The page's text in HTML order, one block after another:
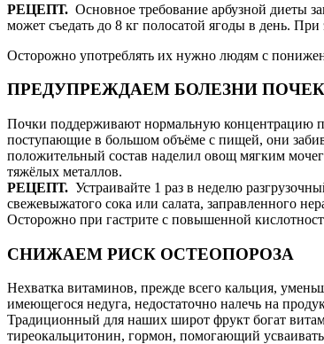
РЕЦЕПТ. Основное требование арбузной диеты
может съедать до 8 кг полосатой ягоды в день.
Осторожно употреблять их нужно людям с
ПРЕДУПРЕЖДАЕМ БОЛЕЗНИ ПОЧЕК
Почки поддерживают нормальную концентрацию
поступающие в большом объёме с пищей, они
положительный состав наделил овощ мягким
тяжёлых металлов.
РЕЦЕПТ. Устраивайте 1 раз в неделю
свежевыжатого сока или салата, заправленного
Осторожно при гастрите с повышенной
СНИЖАЕМ РИСК ОСТЕОПОРОЗА
Нехватка витаминов, прежде всего кальция,
имеющегося недуга, недостаточно налечь на
Традиционный для наших широт фрукт богат
тиреокальцитонин, гормон, помогающий